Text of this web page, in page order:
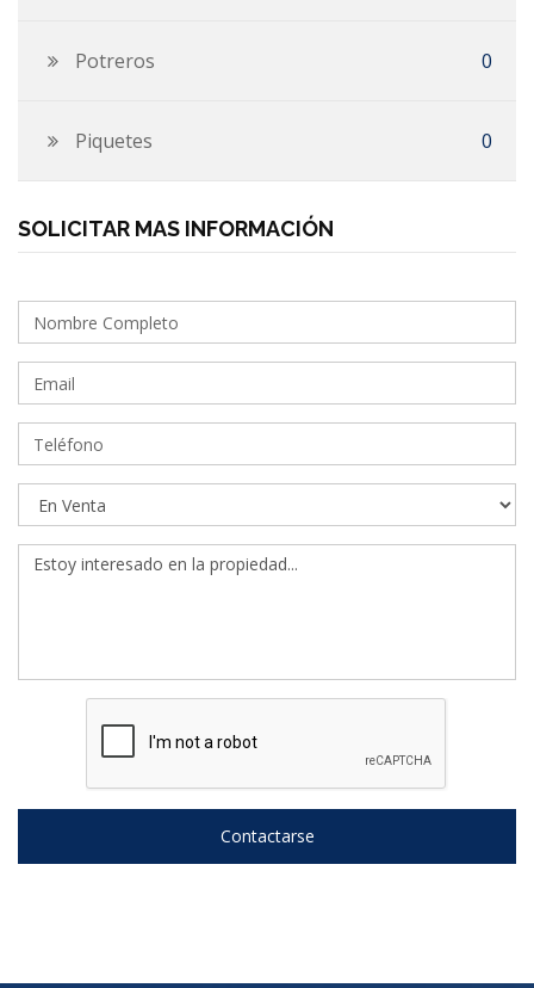
Potreros 0
Piquetes 0
SOLICITAR MAS INFORMACIÓN
Contactarse